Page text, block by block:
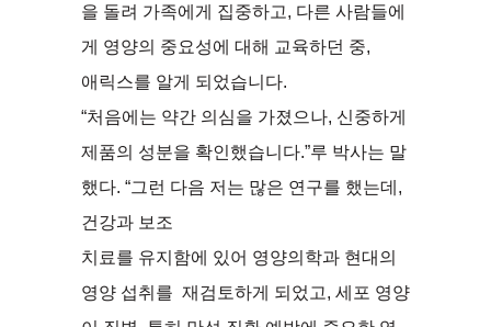
을 돌려 가족에게 집중하고, 다른 사람들에
게 영양의 중요성에 대해 교육하던 중,
애릭스를 알게 되었습니다.
“처음에는 약간 의심을 가졌으나, 신중하게
제품의 성분을 확인했습니다.”루 박사는 말
했다. “그런 다음 저는 많은 연구를 했는데,
건강과 보조
치료를 유지함에 있어 영양의학과 현대의
영양 섭취를 재검토하게 되었고, 세포 영양